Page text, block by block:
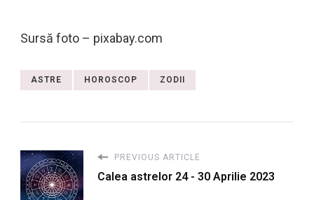
Sursă foto – pixabay.com
ASTRE HOROSCOP ZODII
PREVIOUS ARTICLE
Calea astrelor 24 - 30 Aprilie 2023